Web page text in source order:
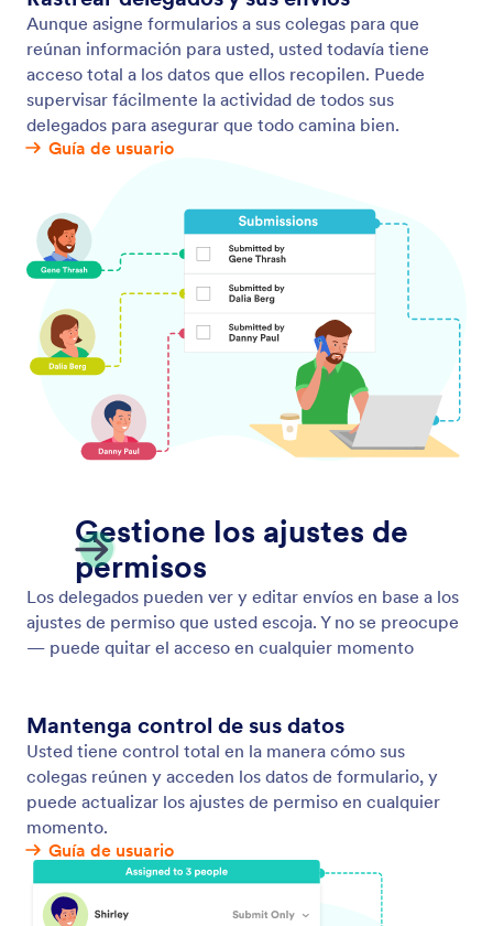
Envío de formularios a Tablas
Envíe automáticamente todas las respuestas de los
formularios a un potente espacio de trabajo similar a
una hoja de cálculo. Con Jotform Tablas, puede
transformar al instante los envíos de los formularios
en tablas, de modo que sus datos estén organizados,
sean fáciles de buscar y estén listos para trabajar
con ellos en cuanto alguien pulse enviar.
En lugar de reenviar solicitudes o crear tareas una
por una, puede enrutar datos automáticamente,
asignar la propiedad y activar las siguientes
acciones.